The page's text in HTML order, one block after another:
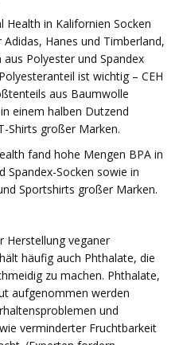
Health in Kalifornien Socken
Hanes und Timberland,
Polyester und Spandex
ist wichtig – CEH
aus Baumwolle
einem halben Dutzend
Shirts großer Marken.
fand hohe Mengen BPA in
Spandex-Socken sowie in
Sportshirts großer Marken.
Herstellung veganer
häufig auch Phthalate, die
zu machen. Phthalate,
aufgenommen werden
und
verminderter Fruchtbarkeit